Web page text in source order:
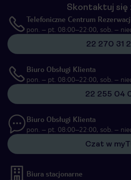
Skontaktuj się
Telefoniczne Centrum
pon. – pt. 08:00–22:00, sob. –
22 270 31
Biuro Obsługi Klienta
pon. – pt. 08:00–22:00, sob. –
22 255 04
Biuro Obsługi Klienta
pon. – pt. 08:00–22:00, sob. –
Czat w
Biura stacjonarne